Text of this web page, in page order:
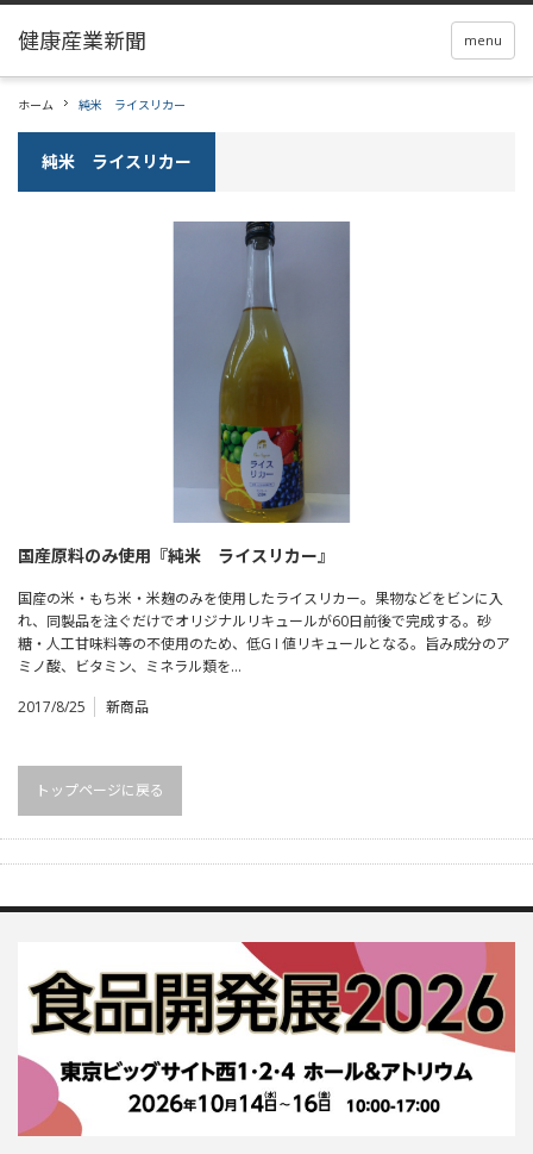
menu
ホーム 純米 ライスリカー
純米 ライスリカー
国産原料のみ使用『純米 ライスリカー』
国産の米・もち米・米麹のみを使用したライスリカー。果物などをビンに入
れ、同製品を注ぐだけでオリジナルリキュールが60日前後で完成する。砂
糖・人工甘味料等の不使用のため、低G I 値リキュールとなる。旨み成分のア
ミノ酸、ビタミン、ミネラル類を…
2017/8/25
新商品
トップページに戻る